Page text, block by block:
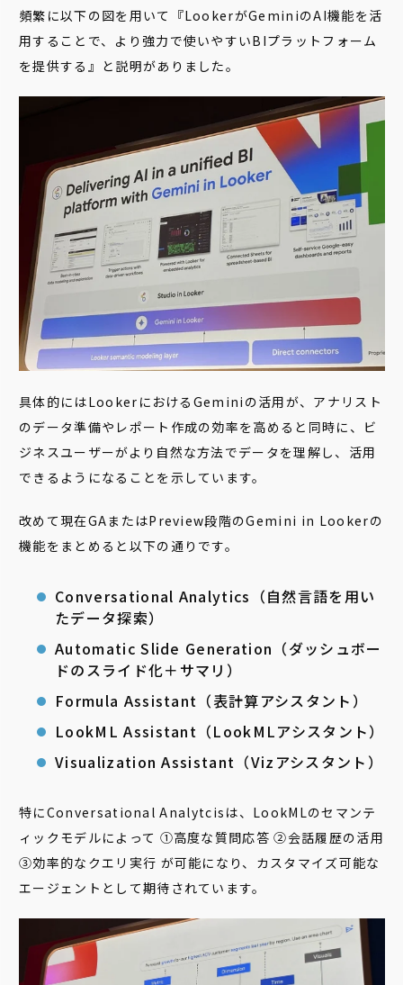
頻繁に以下の図を用いて『LookerがGeminiのAI機能を活
用することで、より強力で使いやすいBIプラットフォーム
を提供する』と説明がありました。
具体的にはLookerにおけるGeminiの活用が、アナリスト
のデータ準備やレポート作成の効率を高めると同時に、ビ
ジネスユーザーがより自然な方法でデータを理解し、活用
できるようになることを示しています。
改めて現在GAまたはPreview段階のGemini in Lookerの
機能をまとめると以下の通りです。
Conversational Analytics（自然言語を用い
たデータ探索）
Automatic Slide Generation（ダッシュボー
ドのスライド化＋サマリ）
Formula Assistant（表計算アシスタント）
LookML Assistant（LookMLアシスタント）
Visualization Assistant（Vizアシスタント）
特にConversational Analytcisは、LookMLのセマンテ
ィックモデルによって ①高度な質問応答 ②会話履歴の活用
③効率的なクエリ実行 が可能になり、カスタマイズ可能な
エージェントとして期待されています。